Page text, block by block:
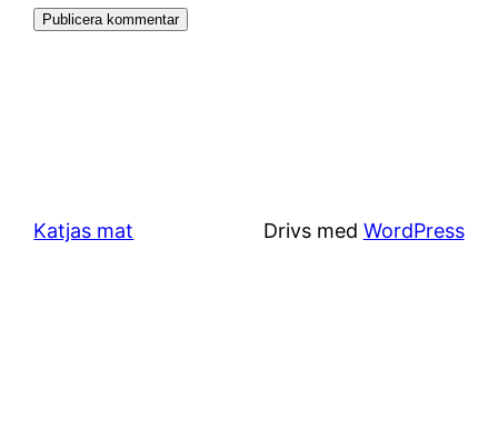
Katjas mat Drivs med WordPress